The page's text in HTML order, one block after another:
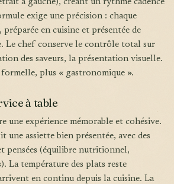
à gauche), créant un rythme cadencé
exige une précision : chaque
préparée en cuisine et présentée de
Le chef conserve le contrôle total sur
des saveurs, la présentation visuelle.
plus « gastronomique ».
à table
une assiette bien présentée, avec des
pensées (équilibre nutritionnel,
La température des plats reste
en continu depuis la cuisine. La